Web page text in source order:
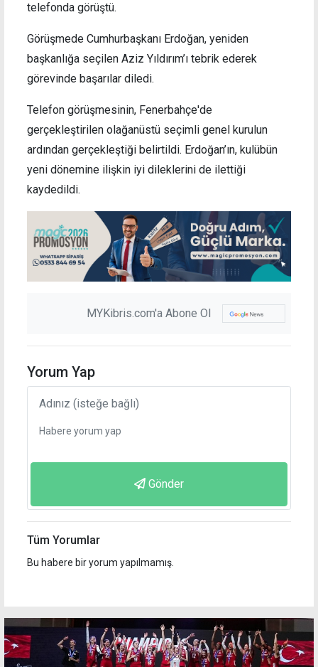
telefonda görüştü.
Görüşmede Cumhurbaşkanı Erdoğan, yeniden
başkanlığa seçilen Aziz Yıldırım’ı tebrik ederek
görevinde başarılar diledi.
Telefon görüşmesinin, Fenerbahçe'de
gerçekleştirilen olağanüstü seçimli genel kurulun
ardından gerçekleştiği belirtildi. Erdoğan’ın, kulübün
yeni dönemine ilişkin iyi dileklerini de ilettiği
kaydedildi.
MYKibris.com'a Abone Ol
Yorum Yap
Gönder
Tüm Yorumlar
Bu habere bir yorum yapılmamış.